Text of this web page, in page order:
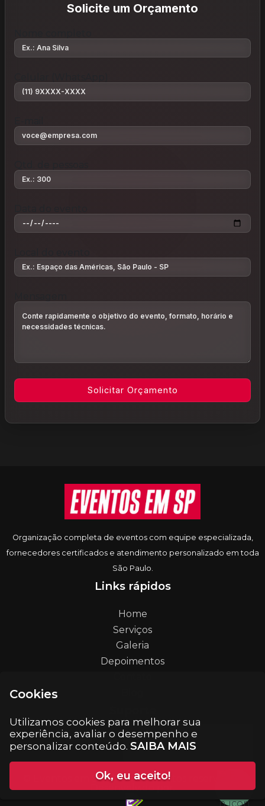
Solicite um Orçamento
Informações do rodapé
Organização completa de eventos com equipe especializada,
fornecedores certificados e atendimento personalizado em toda
São Paulo.
Links rápidos
Home
Serviços
Galeria
Depoimentos
contato@eventosemsp.com.br
© Eventos em SP. Todos os direitos reservados.
Desenvolvido por:
Cookies
Utilizamos cookies para melhorar sua
experiência, avaliar o desempenho e
personalizar conteúdo. SAIBA MAIS
Ok, eu aceito!